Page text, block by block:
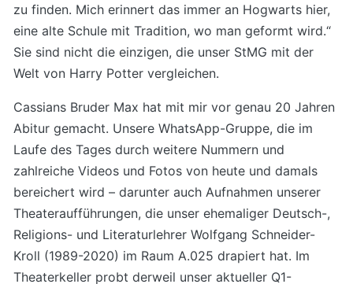
zu finden. Mich erinnert das immer an Hogwarts hier,
eine alte Schule mit Tradition, wo man geformt wird.“
Sie sind nicht die einzigen, die unser StMG mit der
Welt von Harry Potter vergleichen.
Cassians Bruder Max hat mit mir vor genau 20 Jahren
Abitur gemacht. Unsere WhatsApp-Gruppe, die im
Laufe des Tages durch weitere Nummern und
zahlreiche Videos und Fotos von heute und damals
bereichert wird – darunter auch Aufnahmen unserer
Theateraufführungen, die unser ehemaliger Deutsch-,
Religions- und Literaturlehrer Wolfgang Schneider-
Kroll (1989-2020) im Raum A.025 drapiert hat. Im
Theaterkeller probt derweil unser aktueller Q1-